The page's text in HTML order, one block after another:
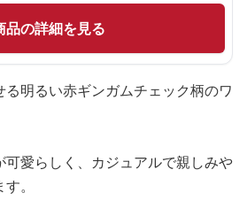
品の詳細を見る
る明るい赤ギンガムチェック柄のワ
愛らしく、カジュアルで親しみや
。